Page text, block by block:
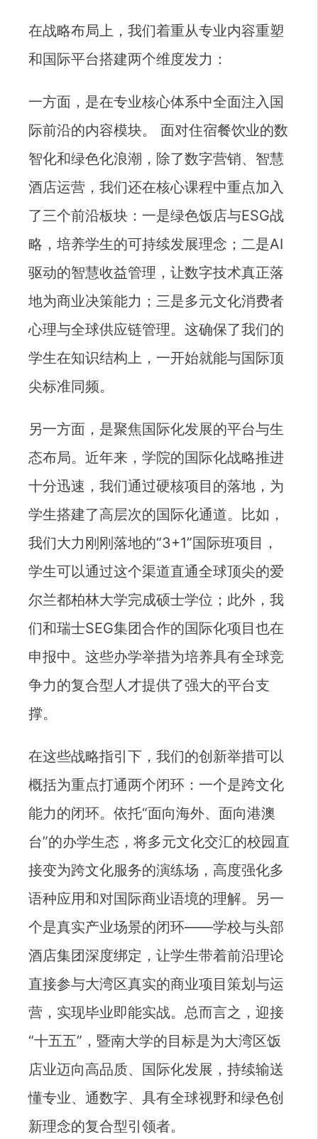
在战略布局上，我们着重从专业内容重塑
和国际平台搭建两个维度发力：
一方面，是在专业核心体系中全面注入国
际前沿的内容模块。 面对住宿餐饮业的数
智化和绿色化浪潮，除了数字营销、智慧
酒店运营，我们还在核心课程中重点加入
了三个前沿板块：一是绿色饭店与ESG战
略，培养学生的可持续发展理念；二是AI
驱动的智慧收益管理，让数字技术真正落
地为商业决策能力；三是多元文化消费者
心理与全球供应链管理。这确保了我们的
学生在知识结构上，一开始就能与国际顶
尖标准同频。
另一方面，是聚焦国际化发展的平台与生
态布局。近年来，学院的国际化战略推进
十分迅速，我们通过硬核项目的落地，为
学生搭建了高层次的国际化通道。比如，
我们大力刚刚落地的“3+1”国际班项目，
学生可以通过这个渠道直通全球顶尖的爱
尔兰都柏林大学完成硕士学位；此外，我
们和瑞士SEG集团合作的国际化项目也在
申报中。这些办学举措为培养具有全球竞
争力的复合型人才提供了强大的平台支
撑。
在这些战略指引下，我们的创新举措可以
概括为重点打通两个闭环：一个是跨文化
能力的闭环。依托“面向海外、面向港澳
台”的办学生态，将多元文化交汇的校园直
接变为跨文化服务的演练场，高度强化多
语种应用和对国际商业语境的理解。另一
个是真实产业场景的闭环——学校与头部
酒店集团深度绑定，让学生带着前沿理论
直接参与大湾区真实的商业项目策划与运
营，实现毕业即能实战。总而言之，迎接
“十五五”，暨南大学的目标是为大湾区饭
店业迈向高品质、国际化发展，持续输送
懂专业、通数字、具有全球视野和绿色创
新理念的复合型引领者。